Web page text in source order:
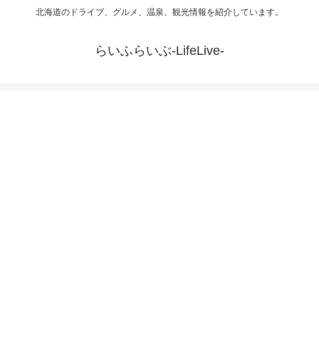
北海道のドライブ、グルメ、温泉、観光情報を紹介しています。
らいふらいぶ-LifeLive-